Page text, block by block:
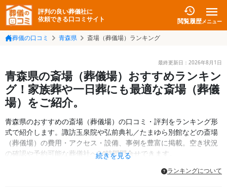
評判の良い葬儀社に
依頼できる口コミサイト
閲覧履歴メニュー
葬儀の口コミ 青森県 斎場（葬儀場）ランキング
最終更新日： 2026年8月1日
青森県の斎場（葬儀場）おすすめランキン
グ！家族葬や一日葬にも最適な斎場（葬儀
場）をご紹介。
青森県のおすすめの斎場（葬儀場）の口コミ・評判をランキング形
式で紹介します。諏訪玉泉院や弘前典礼／たまゆら別館などの斎場
（葬儀場）の費用・アクセス・設備、事例を豊富に掲載。空き状況
の確認や予約可能な葬儀社へ24時間問合せできます。
続きを見る
ランキングについて